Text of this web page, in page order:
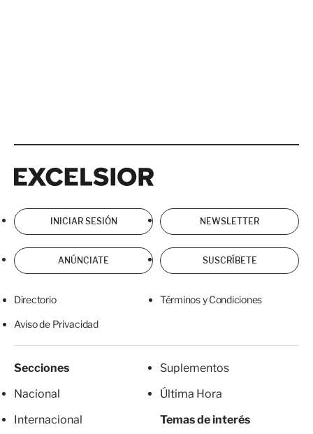
INICIAR SESIÓN NEWSLETTER
ANÚNCIATE SUSCRÍBETE
Directorio Términos y Condiciones
Aviso de Privacidad
Secciones
Nacional
Internacional
Suplementos
Última Hora
Temas de interés